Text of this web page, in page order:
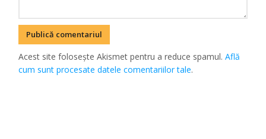
Acest site folosește Akismet pentru a reduce spamul.Află
cum sunt procesate datele comentariilor tale.